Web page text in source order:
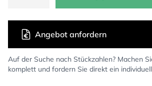
Auf der Suche nach Stückzahlen? Machen
komplett und fordern Sie direkt ein
Angebot anfordern